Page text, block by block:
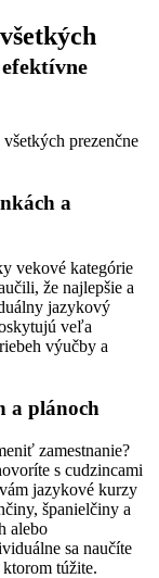
prezenčne
a
vekové kategórie
že najlepšie a
jazykový
veľa
výučby a
a plánoch
zamestnanie?
s cudzincami
jazykové kurzy
španielčiny a
alebo
sa naučíte
túžite.